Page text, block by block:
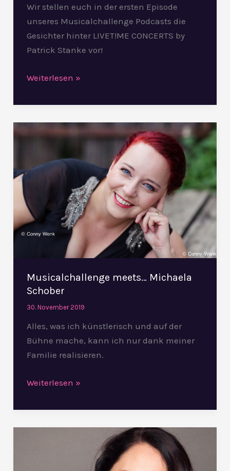
Wir stellen euch in der ersten Episode
unseres Musicalchallenge Podcasts die
Gesichter hinter LIVET!ME CONCERTS by
Patrick Stanke vor!
Weiterlesen »
Musicalchallenge meets… Michaela
Schober
30. November 2019
Alles, was ich künstlerisch und auf der
Bühne mache, kann ich nur dank meiner
Familie realisieren.
Musicalchallenge
Michaela
Schober
Weiterlesen »